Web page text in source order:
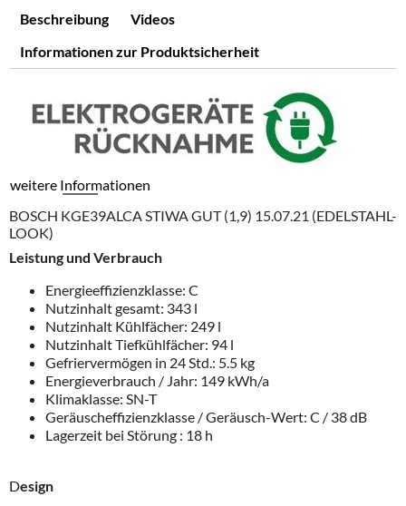
Beschreibung
Videos
Informationen zur Produktsicherheit
weitere Informationen
BOSCH KGE39ALCA STIWA GUT (1,9) 15.07.21 (EDELSTAHL-
LOOK)
Leistung und Verbrauch
Energieeffizienzklasse: C
Nutzinhalt gesamt: 343 l
Nutzinhalt Kühlfächer: 249 l
Nutzinhalt Tiefkühlfächer: 94 l
Gefriervermögen in 24 Std.: 5.5 kg
Energieverbrauch / Jahr: 149 kWh/a
Klimaklasse: SN-T
Geräuscheffizienzklasse / Geräusch-Wert: C / 38 dB
Lagerzeit bei Störung : 18 h
Design